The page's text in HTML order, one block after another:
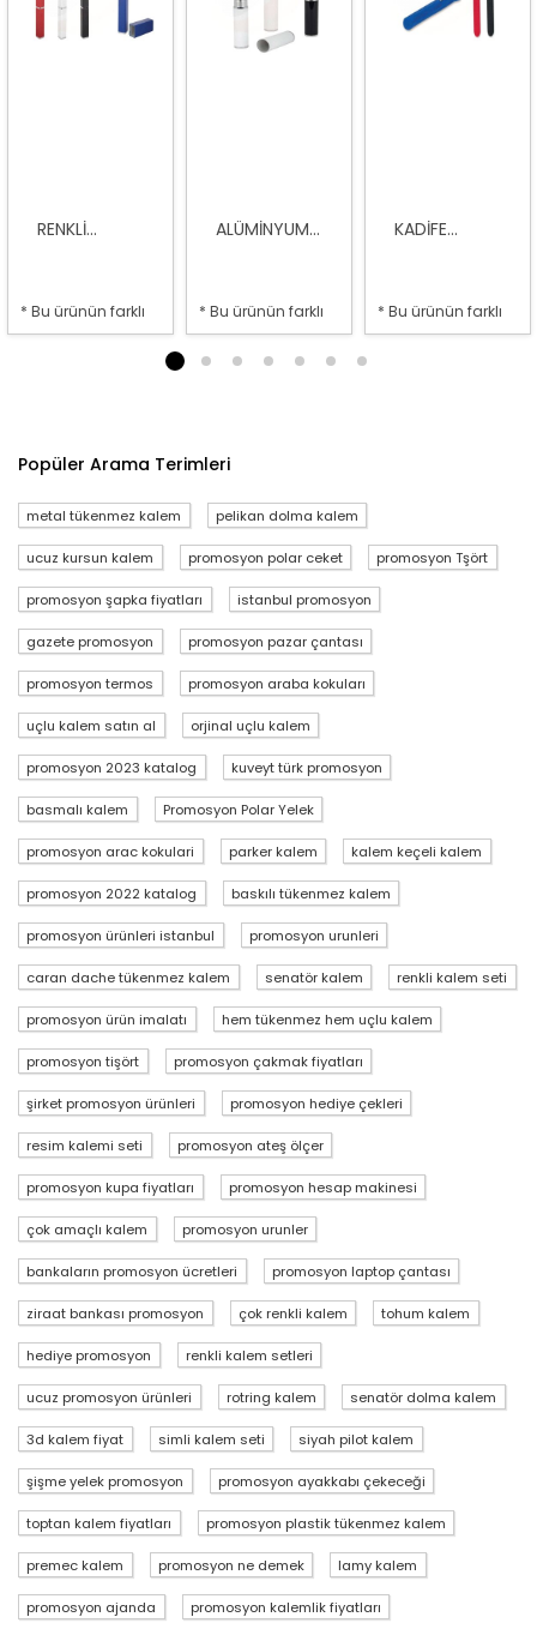
RENKLI...
* Bu ürünün farklı
ALÜMINYUM...
* Bu ürünün farklı
KADIFE...
* Bu ürünün farklı
2 3 4 5 6 7
Popüler Arama Terimleri
metal tükenmez kalem pelikan dolma kalem
ucuz kursun kalem promosyon polar ceket promosyon Tşört
promosyon şapka fiyatları istanbul promosyon
gazete promosyon promosyon pazar çantası
promosyon termos promosyon araba kokuları
uçlu kalem satın al orjinal uçlu kalem
promosyon 2023 katalog kuveyt türk promosyon
basmalı kalem Promosyon Polar Yelek
promosyon arac kokulari parker kalem kalem keçeli kalem
promosyon 2022 katalog baskılı tükenmez kalem
promosyon ürünleri istanbul promosyon urunleri
caran dache tükenmez kalem senatör kalem renkli kalem seti
promosyon ürün imalatı hem tükenmez hem uçlu kalem
promosyon tişört promosyon çakmak fiyatları
şirket promosyon ürünleri promosyon hediye çekleri
resim kalemi seti promosyon ateş ölçer
promosyon kupa fiyatları promosyon hesap makinesi
çok amaçlı kalem promosyon urunler
bankaların promosyon ücretleri promosyon laptop çantası
ziraat bankası promosyon çok renkli kalem tohum kalem
hediye promosyon renkli kalem setleri
ucuz promosyon ürünleri rotring kalem senatör dolma kalem
3d kalem fiyat simli kalem seti siyah pilot kalem
şişme yelek promosyon promosyon ayakkabı çekeceği
toptan kalem fiyatları promosyon plastik tükenmez kalem
premec kalem promosyon ne demek lamy kalem
promosyon ajanda promosyon kalemlik fiyatları